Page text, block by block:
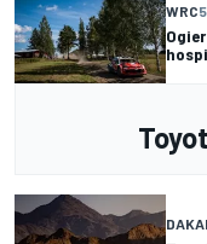
WRC